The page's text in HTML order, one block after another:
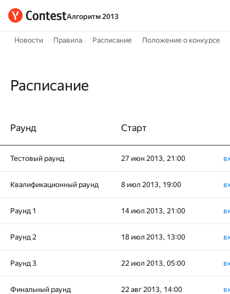
Алгоритм 2013
Новости Правила Расписание Положение о конкурсе
Расписание
Раунд Старт
Тестовый раунд 27 июн 2013, 21:00
Квалификационный раунд 8 июл 2013, 19:00
Раунд 1 14 июл 2013, 21:00
Раунд 2 18 июл 2013, 13:00
Раунд 3 22 июл 2013, 05:00
Финальный раунд 22 авг 2013, 14:00